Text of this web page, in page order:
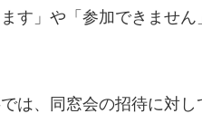
ます」や「参加できませ
は、同窓会の招待に対